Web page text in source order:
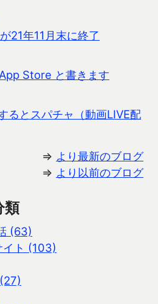
21年11月末に終了
Store と書きます
るとスパチャ（動画LIVE配
⇒ より最新のブログ
⇒ より以前のブログ
類
(63)
ト (103)